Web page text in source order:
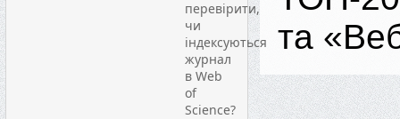
перевірити,
чи
індексуються
журнал
в Web
of
Science?
та